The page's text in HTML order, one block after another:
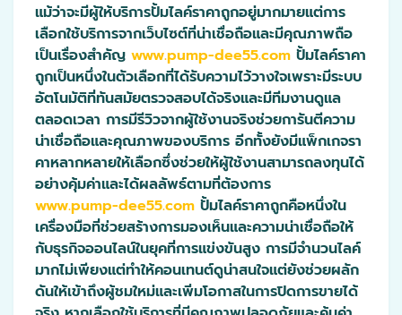
แม้ว่าจะมีผู้ให้บริการปั้มไลค์ราคาถูกอยู่มากมายแต่การ
เลือกใช้บริการจากเว็บไซต์ที่น่าเชื่อถือและมีคุณภาพถือ
เป็นเรื่องสำคัญ www.pump-dee55.com ปั้มไลค์ราคา
ถูกเป็นหนึ่งในตัวเลือกที่ได้รับความไว้วางใจเพราะมีระบบ
อัตโนมัติที่ทันสมัยตรวจสอบได้จริงและมีทีมงานดูแล
ตลอดเวลา การมีรีวิวจากผู้ใช้งานจริงช่วยการันตีความ
น่าเชื่อถือและคุณภาพของบริการ อีกทั้งยังมีแพ็กเกจรา
คาหลากหลายให้เลือกซึ่งช่วยให้ผู้ใช้งานสามารถลงทุนได้
อย่างคุ้มค่าและได้ผลลัพธ์ตามที่ต้องการ
www.pump-dee55.com ปั้มไลค์ราคาถูกคือหนึ่งใน
เครื่องมือที่ช่วยสร้างการมองเห็นและความน่าเชื่อถือให้
กับธุรกิจออนไลน์ในยุคที่การแข่งขันสูง การมีจำนวนไลค์
มากไม่เพียงแต่ทำให้คอนเทนต์ดูน่าสนใจแต่ยังช่วยผลัก
ดันให้เข้าถึงผู้ชมใหม่และเพิ่มโอกาสในการปิดการขายได้